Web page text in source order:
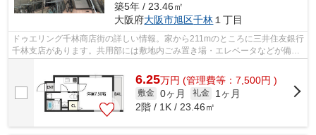
築5年 / 23.46㎡
大阪府大阪市旭区千林１丁目
ドゥエリング千林商店街の詳しい情報。家から211mのところに三井住友銀行
千林支店があります。共用部には敷地内ごみ置き場・エレベータなどが備わ
6.25万円 (管理費等：7,500円 )
敷金 0ヶ月 礼金
1ヶ月
2階 / 1K / 23.46㎡